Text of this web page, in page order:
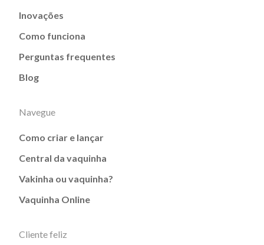
Inovações
Como funciona
Perguntas frequentes
Blog
Navegue
Como criar e lançar
Central da vaquinha
Vakinha ou vaquinha?
Vaquinha Online
Cliente feliz